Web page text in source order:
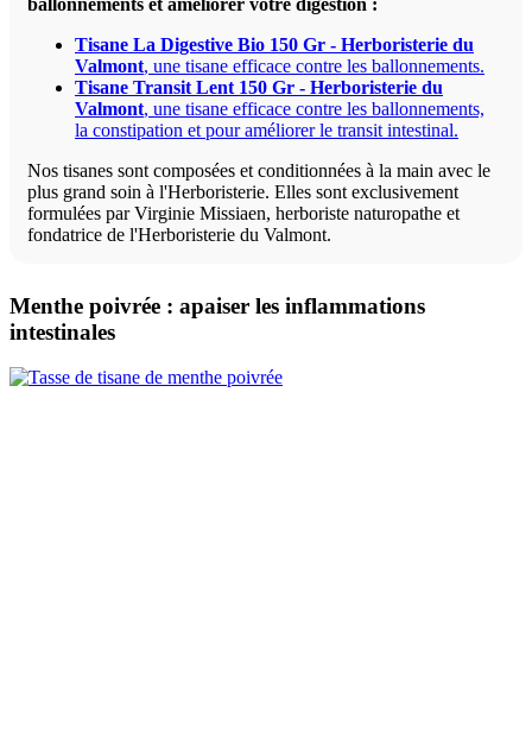
Tisane La Digestive Bio 150 Gr - Herboristerie du
Valmont, une tisane efficace contre les ballonnements.
Tisane Transit Lent 150 Gr - Herboristerie du
Valmont, une tisane efficace contre les ballonnements,
la constipation et pour améliorer le transit intestinal.
Nos tisanes sont composées et conditionnées à la main avec le
plus grand soin à l'Herboristerie. Elles sont exclusivement
formulées par Virginie Missiaen, herboriste naturopathe et
fondatrice de l'Herboristerie du Valmont.
Menthe poivrée : apaiser les inflammations
intestinales